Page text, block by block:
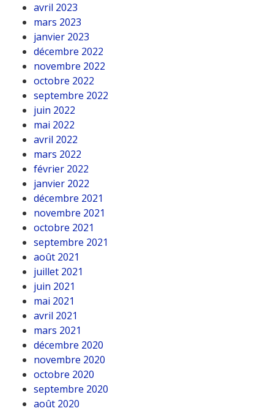
avril 2023
mars 2023
janvier 2023
décembre 2022
novembre 2022
octobre 2022
septembre 2022
juin 2022
mai 2022
avril 2022
mars 2022
février 2022
janvier 2022
décembre 2021
novembre 2021
octobre 2021
septembre 2021
août 2021
juillet 2021
juin 2021
mai 2021
avril 2021
mars 2021
décembre 2020
novembre 2020
octobre 2020
septembre 2020
août 2020